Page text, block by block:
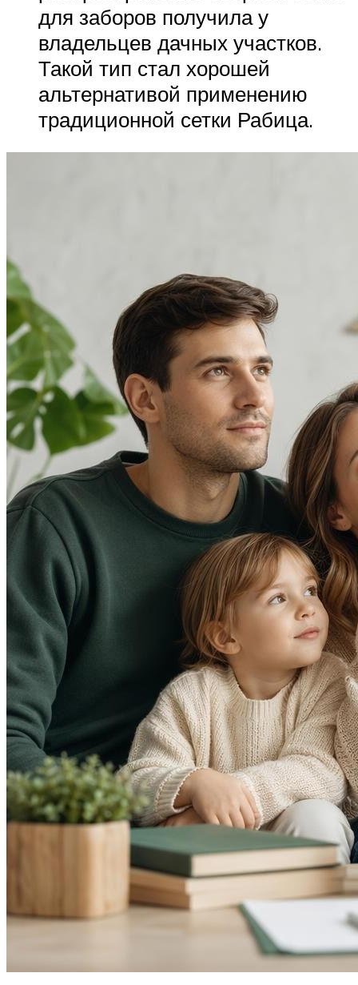
для заборов получила у
владельцев дачных участков.
Такой тип стал хорошей
альтернативой применению
традиционной сетки Рабица.